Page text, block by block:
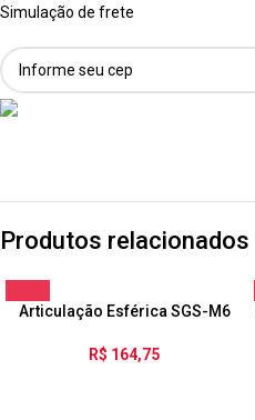
Simulação de frete
Produtos relacionados
Articulação Esférica SGS-M6
R$ 164,75